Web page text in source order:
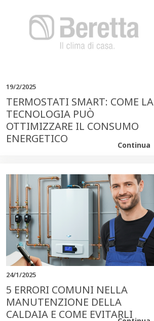
19/2/2025
TERMOSTATI SMART: COME LA
TECNOLOGIA PUÒ
OTTIMIZZARE IL CONSUMO
ENERGETICO
Continua
24/1/2025
5 ERRORI COMUNI NELLA
MANUTENZIONE DELLA
CALDAIA E COME EVITARLI